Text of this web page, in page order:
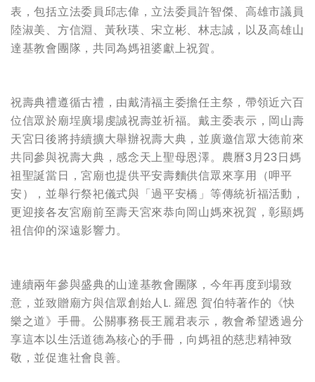
表，包括立法委員邱志偉，立法委員許智傑、高雄市議員
陸淑美、方信淵、黃秋瑛、宋立彬、林志誠，以及高雄山
達基教會團隊，共同為媽祖婆獻上祝賀。
祝壽典禮遵循古禮，由戴清福主委擔任主祭，帶領近六百
位信眾於廟埕廣場虔誠祝壽並祈福。戴主委表示，岡山壽
天宮日後將持續擴大舉辦祝壽大典，並廣邀信眾大徳前來
共同參與祝壽大典，感念天上聖母恩澤。農曆3月23日媽
祖聖誕當日，宮廟也提供平安壽麵供信眾來享用（呷平
安），並舉行祭祀儀式與「過平安橋」等傳統祈福活動，
更迎接各友宮廟前至壽天宮來恭向岡山媽來祝賀，彰顯媽
祖信仰的深遠影響力。
連續兩年參與盛典的山達基教會團隊，今年再度到場致
意，並致贈廟方與信眾創始人L. 羅恩 賀伯特著作的《快
樂之道》手冊。公關事務長王麗君表示，教會希望透過分
享這本以生活道德為核心的手冊，向媽祖的慈悲精神致
敬，並促進社會良善。